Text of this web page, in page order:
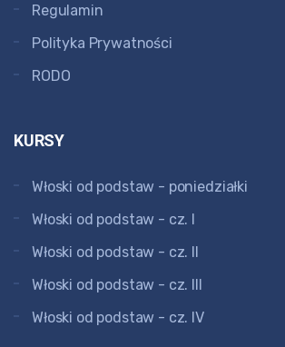
Regulamin
Polityka Prywatności
RODO
KURSY
Włoski od podstaw - poniedziałki
Włoski od podstaw - cz. I
Włoski od podstaw - cz. II
Włoski od podstaw - cz. III
Włoski od podstaw - cz. IV